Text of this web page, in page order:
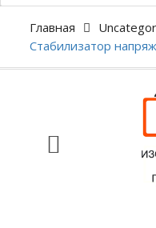
Главная
Стабилизатор